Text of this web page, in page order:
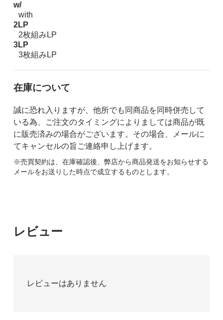
w/
with
2LP
2枚組みLP
3LP
3枚組みLP
在庫について
誠に恐れ入りますが、他所でも同商品を同時併売して
いる為、ご注文のタイミングによりましては商品が既
に販売済みの場合がございます。その場合、メールに
てキャンセルの旨ご連絡申し上げます。
※売買契約は、在庫確認後、弊店から商品発送をお知らせする
メールをお送りした時点で成立するものとします。
レビュー
レビューはありません